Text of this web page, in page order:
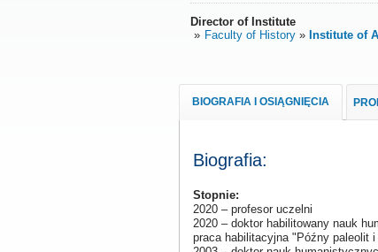
Director of Institute
Faculty of History
Institute of
BIOGRAFIA I OSIĄGNIĘCIA
Biografia:
Stopnie:
2020 – profesor uczelni
2020 – doktor habilitowany nauk
praca habilitacyjna "Późny paleolit